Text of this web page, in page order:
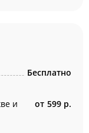
Бесплатно
и
от 599 р.